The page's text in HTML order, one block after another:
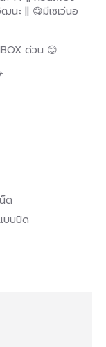
ะ || 😋มีเซเว่นอ
ด่วน 😊
แสงไฟซ่อนช่วย
ล่งลงตัว
ต
บบปิด